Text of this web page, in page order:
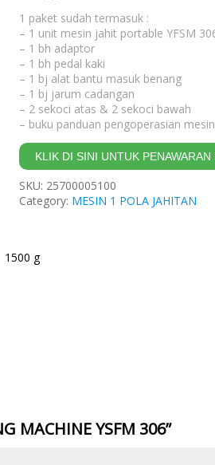
1 paket sudah termasuk :
– 1 unit mesin jahit portable YFSM
– 1 bh adaptor
– 1 bh pedal kaki
– 1 bj alat bantu masuk benang
– 1 bj jarum cadangan
– 2 sekoci atas & 2 sekoci bawah
– buku panduan pengoperasian
KLIK DI SINI UNTUK PENAWARAN
SKU: 25700005100
Category: MESIN 1 POLA JAHITAN
1500 g
MACHINE YSFM 306”